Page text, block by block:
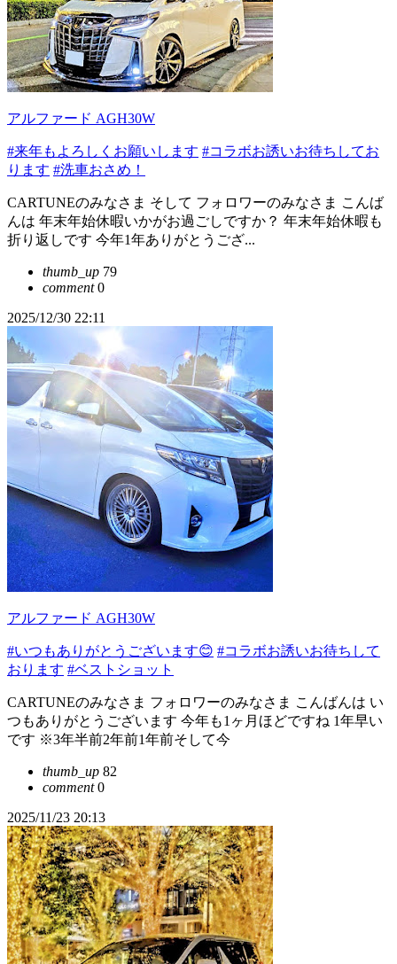
アルファード AGH30W
#来年もよろしくお願いします #コラボお誘いお待ちしてお
ります #洗車おさめ！
CARTUNEのみなさま そして フォロワーのみなさま こんば
んは 年末年始休暇いかがお過ごしですか？ 年末年始休暇も
折り返しです 今年1年ありがとうござ...
thumb_up 79
comment0
2025/12/30 22:11
アルファード AGH30W
#いつもありがとうございます😊 #コラボお誘いお待ちして
おります #ベストショット
CARTUNEのみなさま フォロワーのみなさま こんばんは い
つもありがとうございます 今年も1ヶ月ほどですね 1年早い
です ※3年半前2年前1年前そして今
thumb_up 82
comment0
2025/11/23 20:13